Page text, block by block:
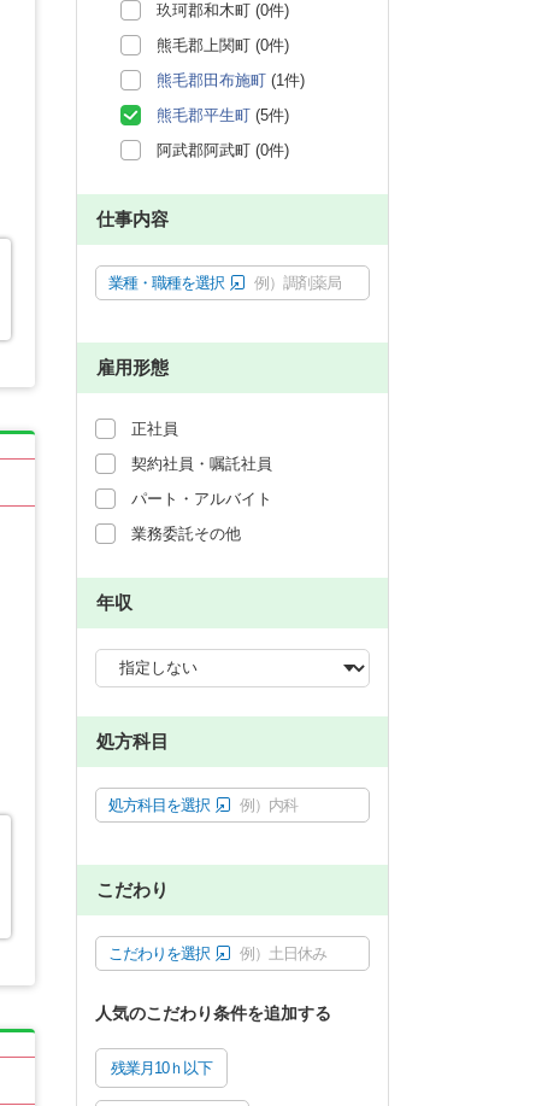
玖珂郡和木町 (0件)
熊毛郡上関町 (0件)
熊毛郡田布施町 (1件)
熊毛郡平生町 (5件)
阿武郡阿武町 (0件)
仕事内容
業種・職種を選択 例）調剤薬局
雇用形態
正社員
契約社員・嘱託社員
パート・アルバイト
業務委託その他
年収
処方科目
処方科目を選択 例）内科
こだわり
こだわりを選択 例）土日休み
人気のこだわり条件を追加する
残業月10ｈ以下